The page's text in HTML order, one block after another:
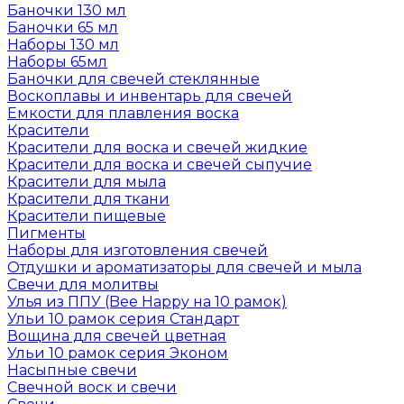
Баночки 130 мл
Баночки 65 мл
Наборы 130 мл
Наборы 65мл
Баночки для свечей стеклянные
Воскоплавы и инвентарь для свечей
Емкости для плавления воска
Красители
Красители для воска и свечей жидкие
Красители для воска и свечей сыпучие
Красители для мыла
Красители для ткани
Красители пищевые
Пигменты
Наборы для изготовления свечей
Отдушки и ароматизаторы для свечей и мыла
Свечи для молитвы
Улья из ППУ (Bee Happy на 10 рамок)
Ульи 10 рамок серия Стандарт
Вощина для свечей цветная
Ульи 10 рамок серия Эконом
Насыпные свечи
Свечной воск и свечи